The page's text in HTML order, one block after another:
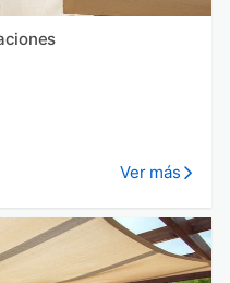
Ver más